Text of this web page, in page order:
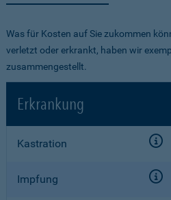
Was für Kosten auf Sie zukommen
verletzt oder erkrankt, haben wir
zusammengestellt.
Erkrankung
Kastration
Impfung